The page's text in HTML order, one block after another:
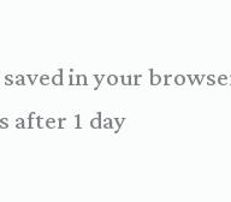
in your
1 day.